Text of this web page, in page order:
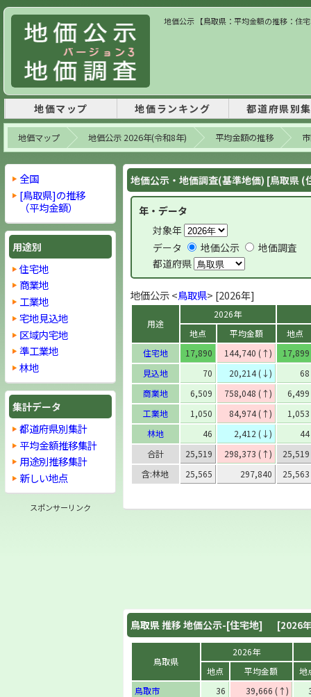
地価公示 【鳥取県：平均金額の推移：住
地価マップ 地価ランキング 都道府県別
地価マップ 地価公示 2026年(令和8年) 平均金額の推移
地価公示・地価調査(基準地価) [鳥取県 (
年・データ
対象年
データ
地価公示
地価調査
都道府県
地価公示 <鳥取県> [2026年]
用途
2026年
地点
平均金額
地点
住宅地
17,890 144,740 (↑)
17,899
見込地
70 20,214 (↓)
68
商業地
6,509 758,048 (↑)
6,499
工業地
1,050 84,974 (↑)
1,053
林地
46 2,412 (↓)
44
合計
25,519 298,373 (↑)
25,519
含:林地
25,565 297,840 25,563
鳥取県推移 地価公示-[住宅地] [2026
鳥取県
2026年
地点
平均金額
地
鳥取市
36 39,666 (↑)
全国
[鳥取県]の推移
（平均金額）
用途別
住宅地
商業地
工業地
宅地見込地
区域内宅地
準工業地
林地
集計データ
都道府県別集計
平均金額推移集計
用途別推移集計
新しい地点
スポンサーリンク